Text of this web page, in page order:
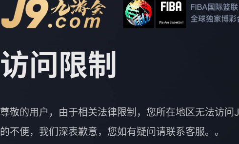
访问限制
尊敬的用户，由于相关法律限制，您所在地区无法访问
的不便，我们深表歉意，您如有疑问请联系客服。。